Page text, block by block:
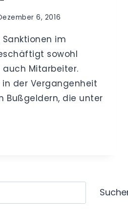
6, 2016
im
sowohl
Mitarbeiter.
der Vergangenheit
Bußgeldern, die unter
G
S